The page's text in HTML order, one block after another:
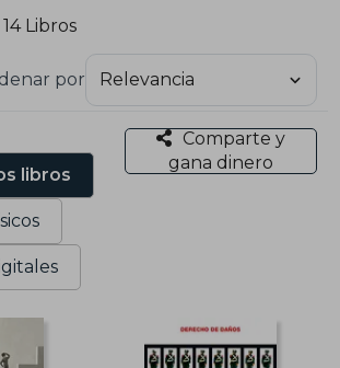
Libros
por
libros
Comparte y
gana dinero